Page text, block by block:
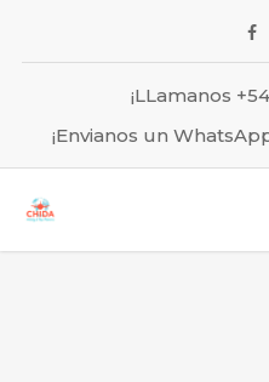
¡LLamanos
¡Envianos un